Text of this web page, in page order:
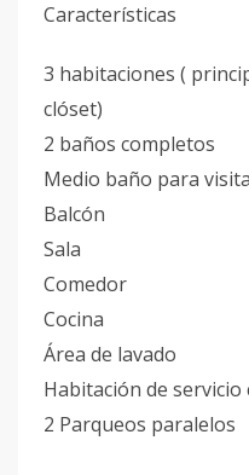
Características
3 habitaciones (
clóset)
2 baños completos
Medio baño para visita
Balcón
Sala
Comedor
Cocina
Área de lavado
Habitación de servicio
2 Parqueos paralelos